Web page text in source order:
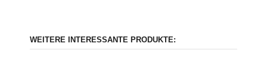
WEITERE INTERESSANTE PRODUKTE: